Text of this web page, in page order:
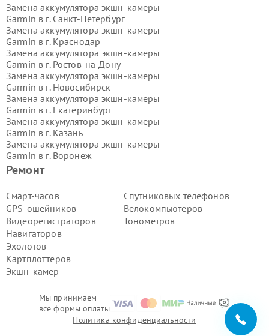
Мы принимаем
все формы оплаты
Ремонт
Смарт-часов
GPS-ошейников
Видеорегистраторов
Навигаторов
Эхолотов
Картплоттеров
Экшн-камер
Спутниковых телефонов
Велокомпьютеров
Тонометров
Замена аккумулятора экшн-камеры
Garmin в г. Санкт-Петербург
Замена аккумулятора экшн-камеры
Garmin в г. Краснодар
Замена аккумулятора экшн-камеры
Garmin в г. Ростов-на-Дону
Замена аккумулятора экшн-камеры
Garmin в г. Новосибирск
Замена аккумулятора экшн-камеры
Garmin в г. Екатеринбург
Замена аккумулятора экшн-камеры
Garmin в г. Казань
Замена аккумулятора экшн-камеры
Garmin в г. Воронеж
Замена аккумулятора экшн-камеры
Garmin в г.
Garmin в г.Самара
Замена аккумулятора экшн-камеры
Garmin в г.Пермь
Замена аккумулятора экшн-камеры
Garmin в г.
Замена аккумулятора экшн-камеры
Garmin в г.Ижевск
Замена аккумулятора экшн-камеры
Garmin в г.
Замена аккумулятора экшн-камеры
Garmin в г. Тюмень
Замена аккумулятора экшн-камеры
Политика конфиденциальности